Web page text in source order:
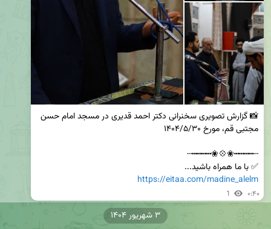
✅ با ما همراه باشید...
https://eitaa.com/madine_alelm
1 ۰:۴۰
۳ شهریور ۱۴۰۴